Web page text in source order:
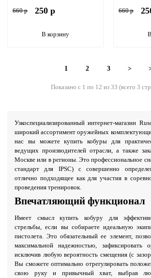
660 р 250 р
В корзину
660 р
1 2 3 >
Показано с 1 по 12 из 33 (всего 3
Узкоспециализированный интернет-магазин
широкий ассортимент оружейных
нас вы можете купить кобуры для
ведущих производителей отрасли, а также
Москве или в регионы. Это профессиональное
стандарт для IPSC) с совершенно
отлично подходящее как для участия в
проведения тренировок.
Впечатляющий функционал
Имеет смысл купить кобуру для
стрельбы, если вы собираете идеальную
пистолета. Это обязательный ее элемент,
максимальной надежностью, зафиксировать
исключив любую вероятность смещения (с
Вы сможете оптимально отрегулировать
свою руку и привычный хват, выбрав